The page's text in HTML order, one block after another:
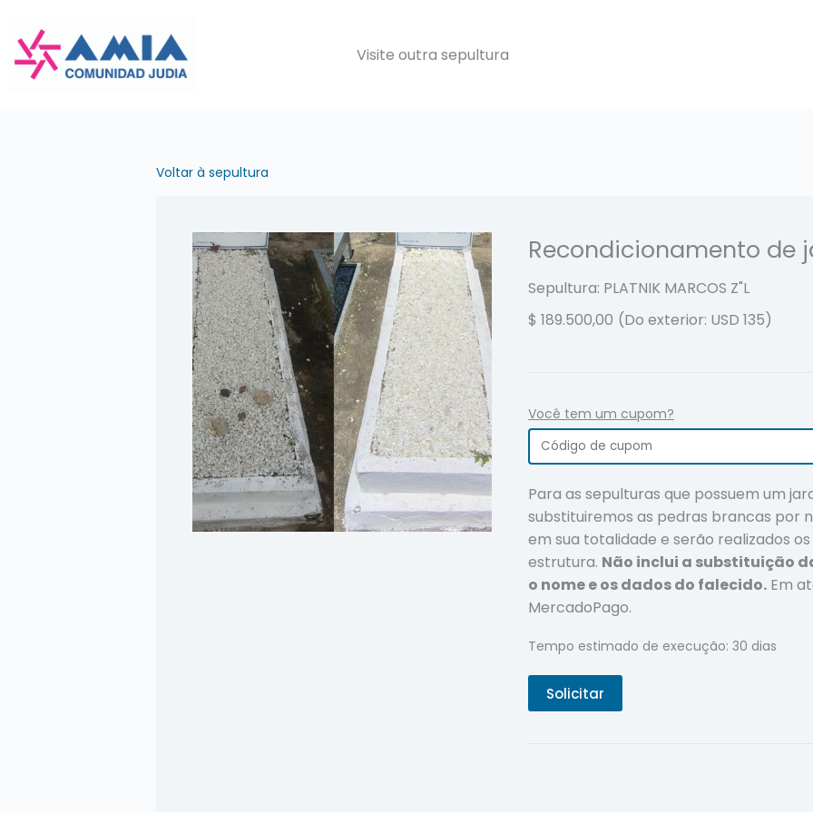
para
conteúdo
Visite outra sepultura
Voltar à sepultura
Recondicionamento de
Sepultura: PLATNIK MARCOS Z"L
$ 189.500,00 (Do exterior: USD 135)
Você tem um cupom?
Para as sepulturas que possuem um
substituiremos as pedras brancas por
em sua totalidade e serão realizados
estrutura. Não inclui a substituição
o nome e os dados do falecido. Em
MercadoPago.
Tempo estimado de execução: 30 dias
Solicitar